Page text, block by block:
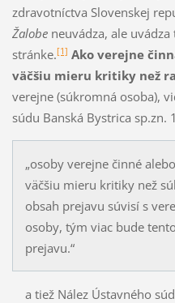
zdravotníctva Slovenskej
Žalobeneuvádza, ale
stránke.[1] Ako verejne
väčšiu mieru kritiky než
verejne (súkromná osoba),
súdu Banská Bystrica
„osoby verejne činné
väčšiu mieru kritiky než
obsah prejavu súvisí s
osoby, tým viac bude
prejavu.“
a tiež Nález Ústavného